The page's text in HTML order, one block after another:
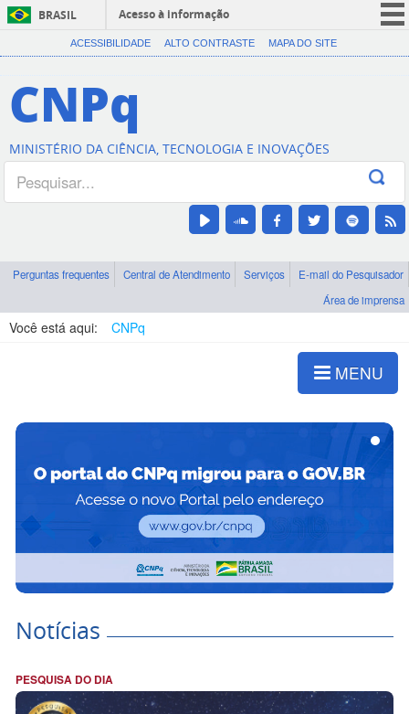
BRASIL
Acesso à informação
CORONAVÍRUS (COVID-19)
Canais
ACESSIBILIDADE ALTO CONTRASTE MAPA DO SITE
CNPq
MINISTÉRIO DA CIÊNCIA, TECNOLOGIA E INOVAÇÕES
Perguntas frequentes Central de Atendimento Serviços
E-mail do Pesquisador
Área de imprensa
Você está aqui: CNPq
MENU
‹ ›
Notícias
PESQUISA DO DIA